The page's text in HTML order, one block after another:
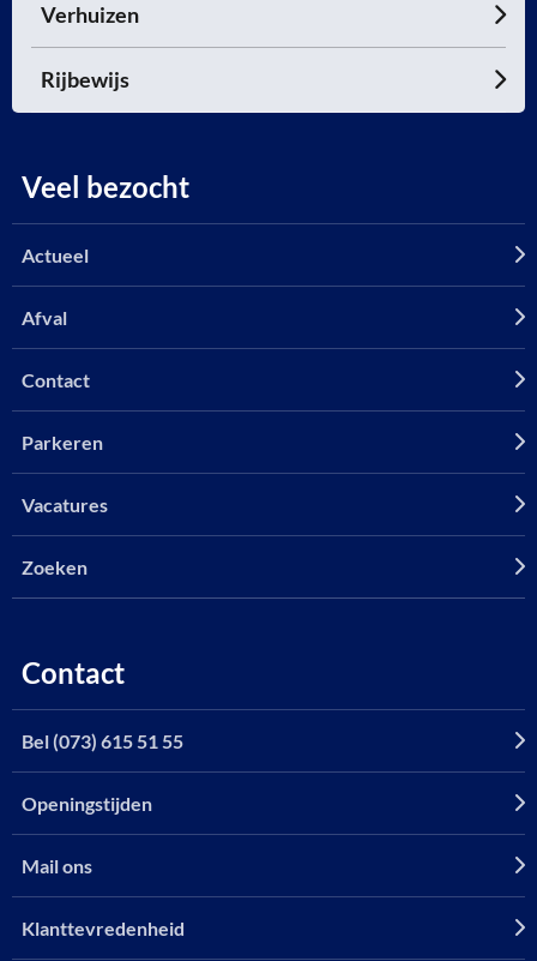
Verhuizen
Rijbewijs
Veel bezocht
Actueel
Afval
Contact
Parkeren
Vacatures
Zoeken
Contact
Bel (073) 615 51 55
Openingstijden
Mail ons
Klanttevredenheid